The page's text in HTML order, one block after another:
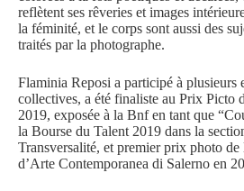
reflètent ses rêveries et images
la féminité, et le corps sont aussi des
traités par la photographe.
Flaminia Reposi a participé à plusieurs
collectives, a été finaliste au Prix Picto
2019, exposée à la Bnf en tant que
la Bourse du Talent 2019 dans la
Transversalité, et premier prix photo
d’Arte Contemporanea di Salerno en